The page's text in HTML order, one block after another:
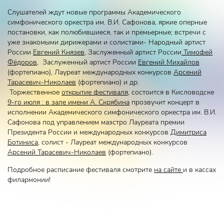
Слушателей ждут новые программы Академического
симфонического оркестра им. В.И. Сафонова, яркие оперные
постановки, как полюбившиеся, так и премьерные; встречи с
уже знакомыми дирижерами и солистами- Народный артист
России Евгений Князев, Заслуженный артист России Тимофей
Фёдоров, Заслуженный артист России Евгений Михайлов
(фортепиано), Лауреат международных конкурсов Арсений
Тарасевич-Николаев (фортепиано) и др.
Торжественное открытие фестиваля, состоится в Кисловодске
9-го июля : в зале имени А. Скрябина прозвучит концерт в
исполнении Академического симфонического оркестра им. В.И.
Сафонова под управлением маэстро Лауреата премии
Президента России и международных конкурсов Димитриса
Ботиниса, солист - Лауреат международных конкурсов
Арсений Тарасевич-Николаев (фортепиано).
Подробное расписание фестиваля смотрите на сайте и в кассах
филармонии!